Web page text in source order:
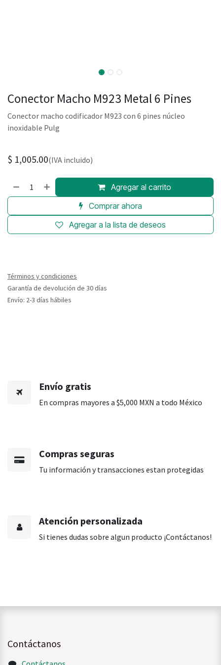
Conector Macho M923 Metal 6 Pines
Conector macho codificador M923 con 6 pines núcleo
inoxidable Pulg
$ 1,005.00(IVA incluido)
Agregar al carrito
Comprar ahora
Agregar a la lista de deseos
Términos y condiciones
Garantía de devolución de 30 días
Envío: 2-3 días hábiles
Envío gratis
En compras mayores a $5,000 MXN a todo México
Compras seguras
Tu información y transacciones estan protegidas
Atención personalizada
Si tienes dudas sobre algun producto ¡Contáctanos!
Contáctanos